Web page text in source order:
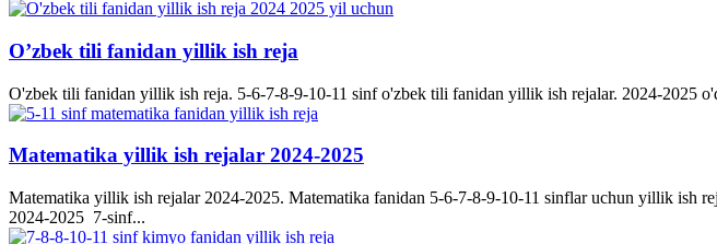
O’zbek tili fanidan yillik ish reja
O'zbek tili fanidan yillik ish reja. 5-6-7-8-9-10-11 sinf o'zbek tili fanidan yillik ish rejalar. 2024-2025
Matematika yillik ish rejalar 2024-2025
Matematika yillik ish rejalar 2024-2025. Matematika fanidan 5-6-7-8-9-10-11 sinflar uchun yillik
2024-2025 7-sinf...